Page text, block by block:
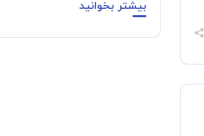
بیشتر بخوانید